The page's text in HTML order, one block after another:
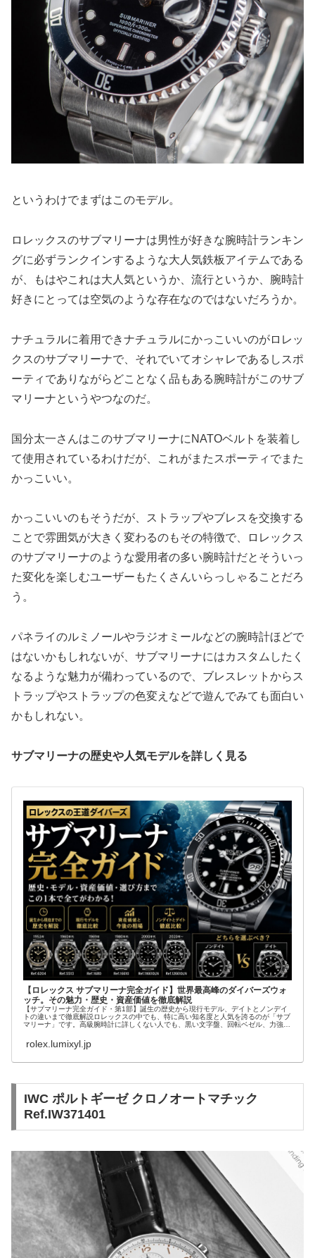
というわけでまずはこのモデル。
ロレックスのサブマリーナは男性が好きな腕時計ランキン
グに必ずランクインするような大人気鉄板アイテムである
が、もはやこれは大人気というか、流行というか、腕時計
好きにとっては空気のような存在なのではないだろうか。
ナチュラルに着用できナチュラルにかっこいいのがロレッ
クスのサブマリーナで、それでいてオシャレであるしスポ
ーティでありながらどことなく品もある腕時計がこのサブ
マリーナというやつなのだ。
国分太一さんはこのサブマリーナにNATOベルトを装着し
て使用されているわけだが、これがまたスポーティでまた
かっこいい。
かっこいいのもそうだが、ストラップやブレスを交換する
ことで雰囲気が大きく変わるのもその特徴で、ロレックス
のサブマリーナのような愛用者の多い腕時計だとそういっ
た変化を楽しむユーザーもたくさんいらっしゃることだろ
う。
パネライのルミノールやラジオミールなどの腕時計ほどで
はないかもしれないが、サブマリーナにはカスタムしたく
なるような魅力が備わっているので、ブレスレットからス
トラップやストラップの色変えなどで遊んでみても面白い
かもしれない。
サブマリーナの歴史や人気モデルを詳しく見る
【ロレックス サブマリーナ完全ガイド】世界最高峰のダイバーズウォ
ッチ。その魅力・歴史・資産価値を徹底解説
【サブマリーナ完全ガイド・第1部】誕生の歴史から現行モデル、デイトとノンデイ
トの違いまで徹底解説ロレックスの中でも、特に高い知名度と人気を誇るのが「サブ
マリーナ」です。高級腕時計に詳しくない人でも、黒い文字盤、回転ベゼル、力強い
rolex.lumixyl.jp
IWC ポルトギーゼ クロノオートマチック
Ref.IW371401